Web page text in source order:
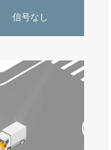
信号なし